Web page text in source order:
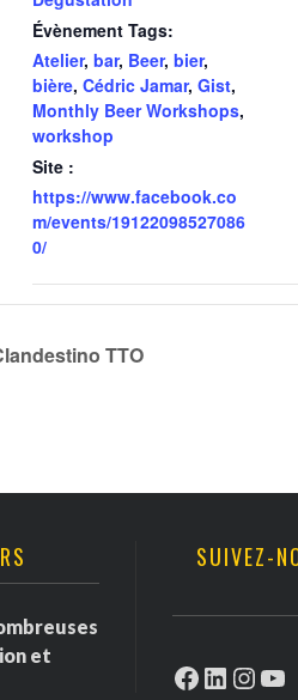
Évènement Tags:
Atelier, bar, Beer, bier,
bière, Cédric Jamar, Gist,
Monthly Beer Workshops,
workshop
Site :
https://www.facebook.co
m/events/19122098527086
0/
TTO
et
SUIVEZ-
Facebook
LinkedIn